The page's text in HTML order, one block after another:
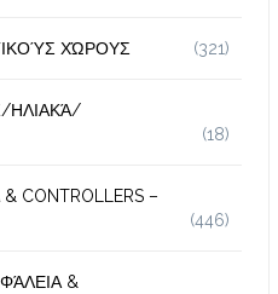
ΧΏΡΟΥΣ (321)
ΗΛΙΑΚΆ/
(18)
CONTROLLERS –
(446)
&